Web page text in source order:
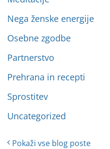
Nega ženske energije
Osebne zgodbe
Partnerstvo
Prehrana in recepti
Sprostitev
Uncategorized
Pokaži vse blog poste